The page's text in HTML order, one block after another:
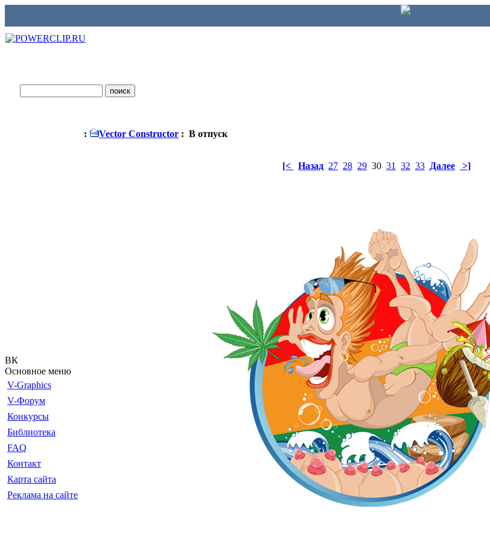
ВК
Основное меню
V-Graphics
V-Форум
Конкурсы
Библиотека
FAQ
Контакт
Карта сайта
Реклама на сайте
: Vector Constructor : В отпуск
[< Назад 27 28 29 30 31 32 33 Далее >]